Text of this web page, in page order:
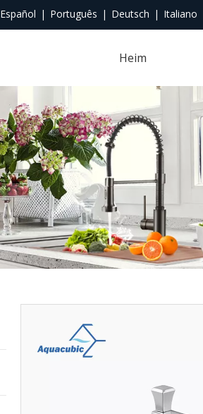
Español | Português | Deutsch | Italiano
Heim